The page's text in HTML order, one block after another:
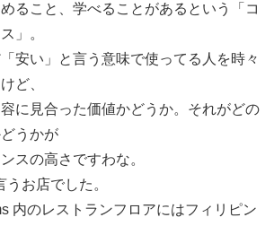
ること、学べることがあるという「コ
」。
安い」と言う意味で使ってる人を時々
ど、
に見合った価値かどうか。それがどの
うかが
スの高さですわな。
うお店でした。
内のレストランフロアにはフィリピン